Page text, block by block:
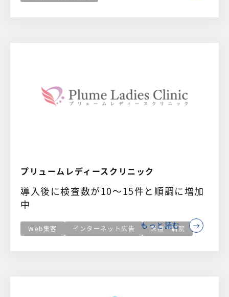
プリュームレディースクリニック
導入後に検査数が10～15件と順調に増加
中
Web集客 インターネット広告 医療・病院
もっと読む